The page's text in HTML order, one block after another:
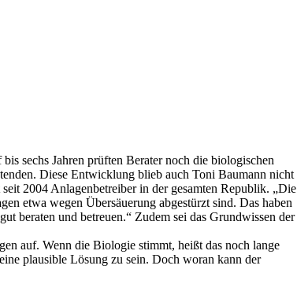
sechs Jahren prüften Berater noch die biologischen
Diese Entwicklung blieb auch Toni Baumann nicht
2004 Anlagenbetreiber in der gesamten Republik. „Die
etwa wegen Übersäuerung abgestürzt sind. Das haben
beraten und betreuen.“ Zudem sei das Grundwissen der
auf. Wenn die Biologie stimmt, heißt das noch lange
plausible Lösung zu sein. Doch woran kann der